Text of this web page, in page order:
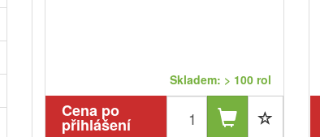
Skladem: > 100 rol
Cena po
přihlášení